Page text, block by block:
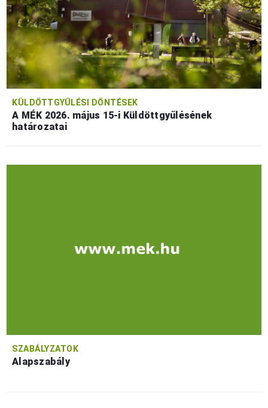
KÜLDÖTTGYŰLÉSI DÖNTÉSEK
A MÉK 2026. május 15-i Küldöttgyűlésének
határozatai
SZABÁLYZATOK
Alapszabály